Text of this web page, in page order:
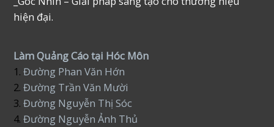
hiện đại.
Làm Quảng Cáo tại Hóc Môn
1.Đường Phan Văn Hớn
2.Đường Trần Văn Mười
3.Đường Nguyễn Thị Sóc
4. Đường Nguyễn Ảnh Thủ